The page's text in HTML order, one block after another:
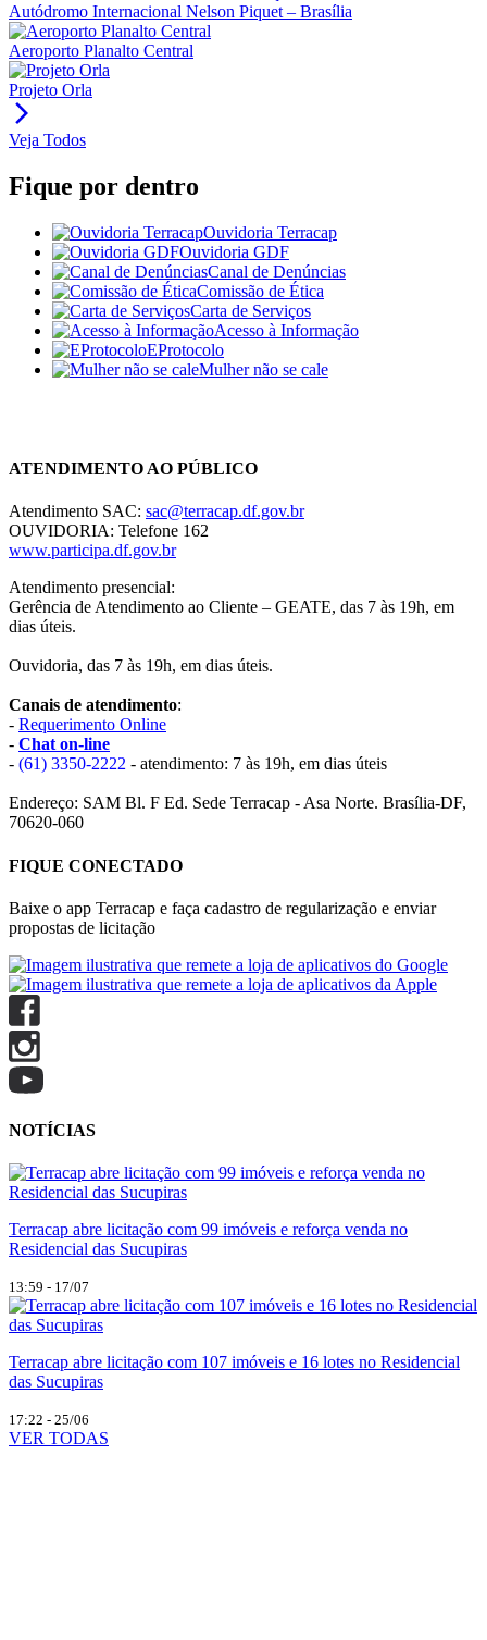
Autódromo Internacional Nelson Piquet – Brasília
Aeroporto Planalto Central
Projeto Orla
arrow_forward_ios
Veja Todos
Fique por dentro
Ouvidoria Terracap
Ouvidoria GDF
Canal de Denúncias
Comissão de Ética
Carta de Serviços
Acesso à Informação
EProtocolo
Mulher não se cale
ATENDIMENTO AO PÚBLICO
Atendimento SAC: sac@terracap.df.gov.br
OUVIDORIA: Telefone 162
www.participa.df.gov.br
Atendimento presencial:
Gerência de Atendimento ao Cliente – GEATE, das 7 às 19h, em
dias úteis.
Ouvidoria, das 7 às 19h, em dias úteis.
Canais de atendimento:
- Requerimento Online
- Chat on-line
- (61) 3350-2222 - atendimento: 7 às 19h, em dias úteis
Endereço: SAM Bl. F Ed. Sede Terracap - Asa Norte. Brasília-DF,
70620-060
FIQUE CONECTADO
Baixe o app Terracap e faça cadastro de regularização e enviar
propostas de licitação
NOTÍCIAS
Terracap abre licitação com 99 imóveis e reforça venda no
Residencial das Sucupiras
13:59 - 17/07
Terracap abre licitação com 107 imóveis e 16 lotes no Residencial
das Sucupiras
17:22 - 25/06
VER TODAS